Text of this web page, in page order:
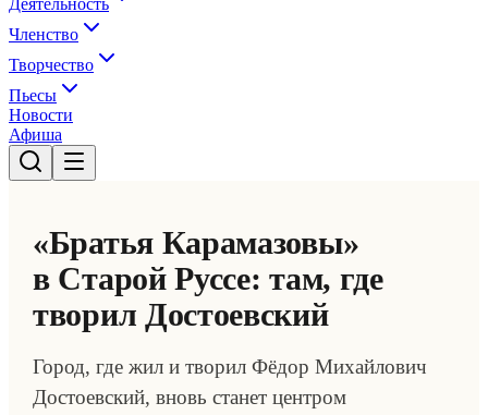
Деятельность
Членство
Творчество
Пьесы
Новости
Афиша
«Братья Карамазовы»
в Старой Руссе: там, где
творил Достоевский
Город, где жил и творил Фёдор Михайлович
Достоевский, вновь станет центром